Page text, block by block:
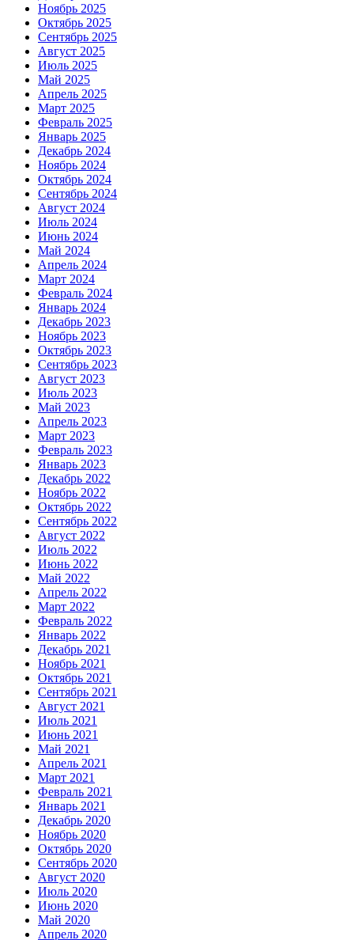
Ноябрь 2025
Октябрь 2025
Сентябрь 2025
Август 2025
Июль 2025
Май 2025
Апрель 2025
Март 2025
Февраль 2025
Январь 2025
Декабрь 2024
Ноябрь 2024
Октябрь 2024
Сентябрь 2024
Август 2024
Июль 2024
Июнь 2024
Май 2024
Апрель 2024
Март 2024
Февраль 2024
Январь 2024
Декабрь 2023
Ноябрь 2023
Октябрь 2023
Сентябрь 2023
Август 2023
Июль 2023
Май 2023
Апрель 2023
Март 2023
Февраль 2023
Январь 2023
Декабрь 2022
Ноябрь 2022
Октябрь 2022
Сентябрь 2022
Август 2022
Июль 2022
Июнь 2022
Май 2022
Апрель 2022
Март 2022
Февраль 2022
Январь 2022
Декабрь 2021
Ноябрь 2021
Октябрь 2021
Сентябрь 2021
Август 2021
Июль 2021
Июнь 2021
Май 2021
Апрель 2021
Март 2021
Февраль 2021
Январь 2021
Декабрь 2020
Ноябрь 2020
Октябрь 2020
Сентябрь 2020
Август 2020
Июль 2020
Июнь 2020
Май 2020
Апрель 2020